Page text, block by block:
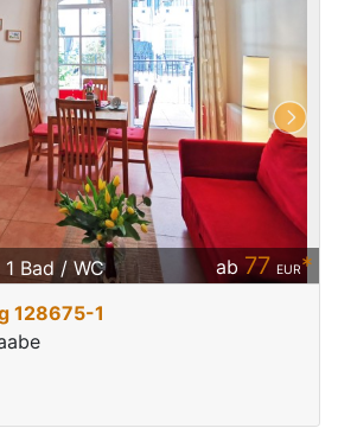
1 Bad / WC ab77 EUR*
128675-1